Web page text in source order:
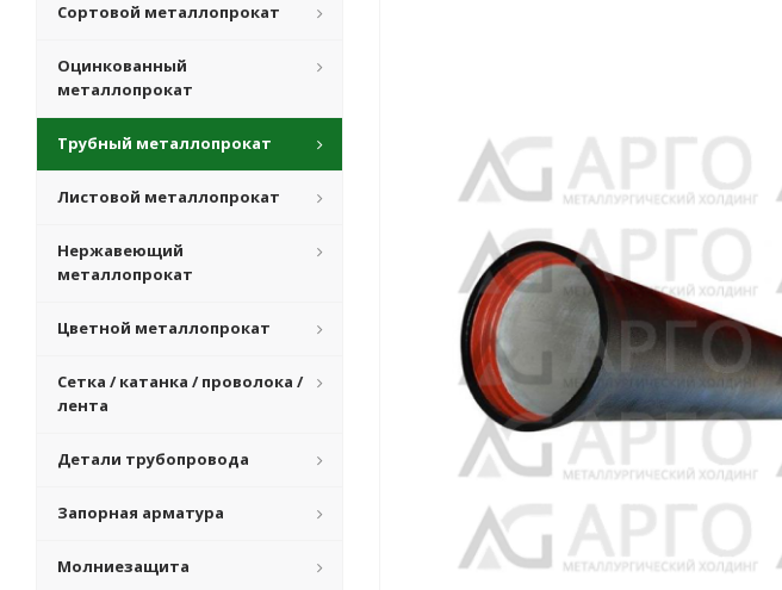
Сортовой металлопрокат
Оцинкованный
металлопрокат
Трубный металлопрокат
Листовой металлопрокат
Нержавеющий
металлопрокат
Цветной металлопрокат
Сетка / катанка / проволока /
лента
Детали трубопровода
Запорная арматура
Молниезащита